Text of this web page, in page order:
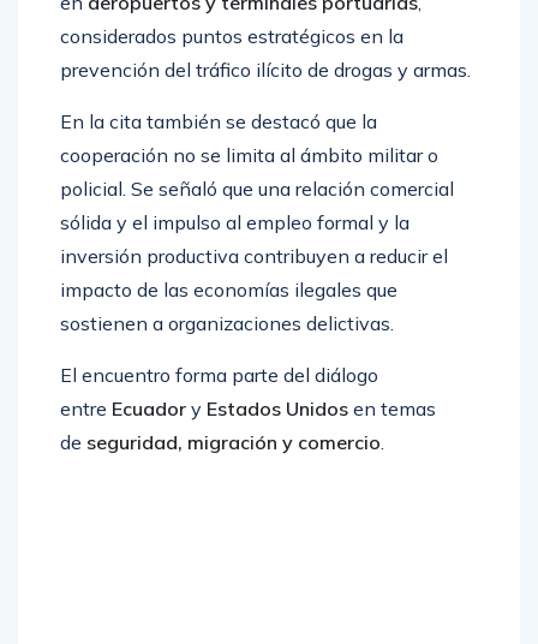
considerados puntos estratégicos en la
prevención del tráfico ilícito de drogas y armas.
En la cita también se destacó que la
cooperación no se limita al ámbito militar o
policial. Se señaló que una relación comercial
sólida y el impulso al empleo formal y la
inversión productiva contribuyen a reducir el
impacto de las economías ilegales que
sostienen a organizaciones delictivas.
El encuentro forma parte del diálogo
entre Ecuador y Estados Unidos en temas
de seguridad, migración y comercio.